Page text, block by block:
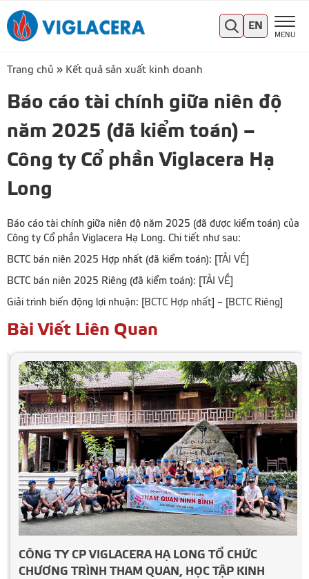
MENU
EN
Trang chủ » Kết quả sản xuất kinh doanh
Báo cáo tài chính giữa niên độ
năm 2025 (đã kiểm toán) –
Công ty Cổ phần Viglacera Hạ
Long
Báo cáo tài chính giữa niên độ năm 2025 (đã được kiểm toán) của
Công ty Cổ phần Viglacera Hạ Long. Chi tiết như sau:
BCTC bán niên 2025 Hợp nhất (đã kiểm toán): [TẢI VỀ]
BCTC bán niên 2025 Riêng (đã kiểm toán): [TẢI VỀ]
Giải trình biến động lợi nhuận: [BCTC Hợp nhất] – [BCTC Riêng]
Bài Viết Liên Quan
CÔNG TY CP VIGLACERA HẠ LONG TỔ CHỨC
CHƯƠNG TRÌNH THAM QUAN, HỌC TẬP KINH